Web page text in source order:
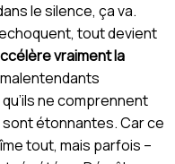
le silence, ça va.
tout devient
vraiment la
ne comprennent
étonnantes. Car ce
tout, mais parfois –